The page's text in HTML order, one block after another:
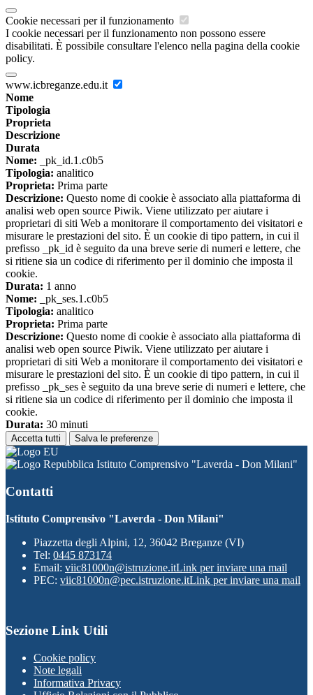
Cookie necessari per il funzionamento
I cookie necessari per il funzionamento non possono essere
disabilitati. È possibile consultare l'elenco nella pagina della cookie
policy.
www.icbreganze.edu.it
Nome
Tipologia
Proprieta
Descrizione
Durata
Nome: _pk_id.1.c0b5
Tipologia: analitico
Proprieta: Prima parte
Descrizione: Questo nome di cookie è associato alla piattaforma di
analisi web open source Piwik. Viene utilizzato per aiutare i
proprietari di siti Web a monitorare il comportamento dei visitatori e
misurare le prestazioni del sito. È un cookie di tipo pattern, in cui il
prefisso _pk_id è seguito da una breve serie di numeri e lettere, che
si ritiene sia un codice di riferimento per il dominio che imposta il
cookie.
Durata: 1 anno
Nome: _pk_ses.1.c0b5
Tipologia: analitico
Proprieta: Prima parte
Descrizione: Questo nome di cookie è associato alla piattaforma di
analisi web open source Piwik. Viene utilizzato per aiutare i
proprietari di siti Web a monitorare il comportamento dei visitatori e
misurare le prestazioni del sito. È un cookie di tipo pattern, in cui il
prefisso _pk_ses è seguito da una breve serie di numeri e lettere, che
si ritiene sia un codice di riferimento per il dominio che imposta il
cookie.
Durata: 30 minuti
Accetta tutti Salva le preferenze
Istituto Comprensivo "Laverda - Don Milani"
Contatti
Istituto Comprensivo "Laverda - Don Milani"
Piazzetta degli Alpini, 12, 36042 Breganze (VI)
Tel: 0445 873174
Email: viic81000n@istruzione.itLink per inviare una mail
PEC: viic81000n@pec.istruzione.itLink per inviare una mail
Sezione Link Utili
Cookie policy
Note legali
Informativa Privacy